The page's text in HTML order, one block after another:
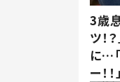
3歳
ツ！
に…
ー！！」